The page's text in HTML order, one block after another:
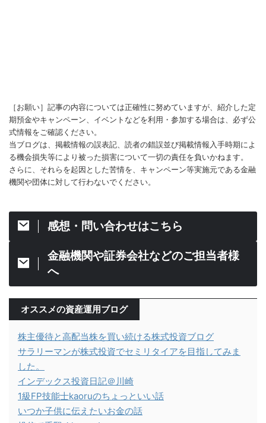
［お願い］記事の内容については正確性に努めていますが、紹介した定
期預金やキャンペーン、イベントなどを利用・参加する場合は、必ず公
式情報をご確認ください。
当ブログは、掲載情報の誤表記、読者の錯誤並び掲載情報入手時期によ
る機会損失等により被った損害について一切の責任を負いかねます。
さらに、それらを起因とした苦情を、キャンペーン等実施元である金融
機関や団体に対して行わないでください。
感想・問い合わせはこちら
金融機関や証券会社などのご担当者様
へ
オススメの資産運用ブログ
株主優待と高配当株を買い続ける株式投資ブログ
サラリーマンが株式投資でセミリタイアを目指してみま
した。
インデックス投資日記＠川崎
1級FP技能士kaoruのちょっといい話
いつか子供に伝えたいお金の話